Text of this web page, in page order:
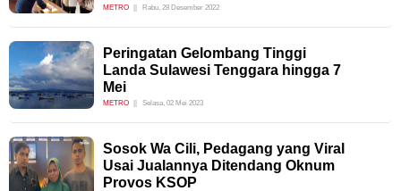
METRO Rabu, 28 Desember 2022
Peringatan Gelombang Tinggi
Landa Sulawesi Tenggara hingga 7
Mei
METRO Selasa, 02 Mei 2023
Sosok Wa Cili, Pedagang yang Viral
Usai Jualannya Ditendang Oknum
Provos KSOP